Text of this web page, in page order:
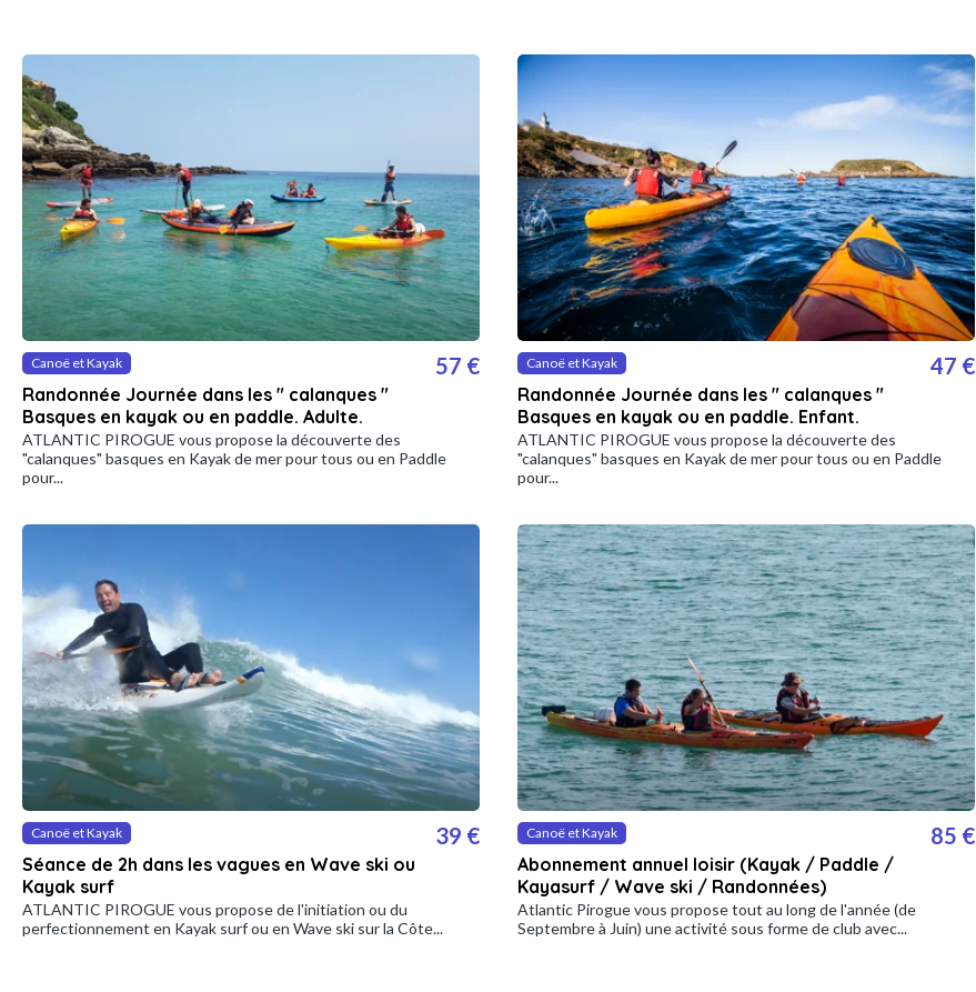
Canoë et Kayak
Randonnée Journée dans les " calanques "
Basques en kayak ou en paddle. Adulte.
57 €
ATLANTIC PIROGUE vous propose la découverte des
"calanques" basques en Kayak de mer pour tous ou en Paddle
pour...
Canoë et Kayak
Randonnée Journée dans les " calanques "
Basques en kayak ou en paddle. Enfant.
47 €
ATLANTIC PIROGUE vous propose la découverte des
"calanques" basques en Kayak de mer pour tous ou en Paddle
pour...
Canoë et Kayak
Séance de 2h dans les vagues en Wave ski ou
Kayak surf
39 €
ATLANTIC PIROGUE vous propose de l'initiation ou du
perfectionnement en Kayak surf ou en Wave ski sur la Côte...
Canoë et Kayak
Abonnement annuel loisir (Kayak / Paddle /
Kayasurf / Wave ski / Randonnées)
85 €
Atlantic Pirogue vous propose tout au long de l'année (de
Septembre à Juin) une activité sous forme de club avec...